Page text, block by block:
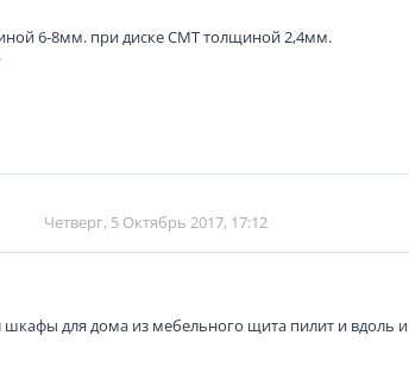
6-8мм. при диске CMT толщиной 2,4мм.
Четверг, 5 Октябрь 2017, 17:12
для дома из мебельного щита пилит и вдоль и